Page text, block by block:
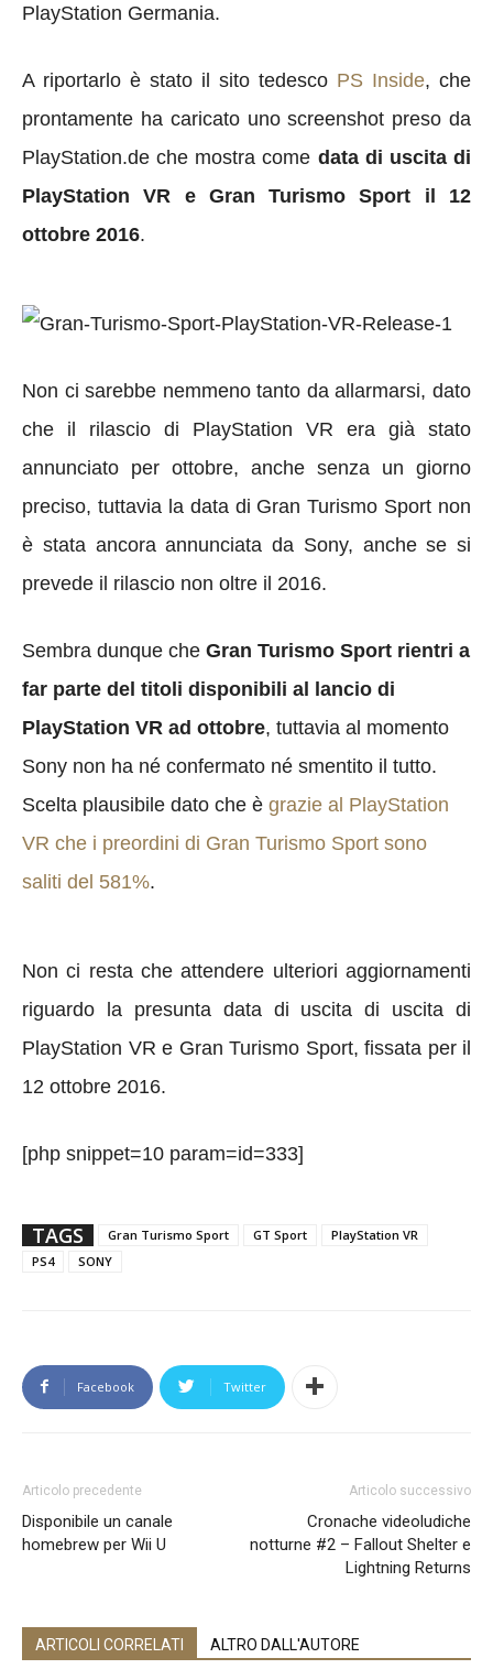
PlayStation Germania.
A riportarlo è stato il sito tedesco PS Inside, che
prontamente ha caricato uno screenshot preso da
PlayStation.de che mostra come data di uscita di
PlayStation VR e Gran Turismo Sport il 12
ottobre 2016.
Non ci sarebbe nemmeno tanto da allarmarsi, dato
che il rilascio di PlayStation VR era già stato
annunciato per ottobre, anche senza un giorno
preciso, tuttavia la data di Gran Turismo Sport non
è stata ancora annunciata da Sony, anche se si
prevede il rilascio non oltre il 2016.
Sembra dunque che Gran Turismo Sport rientri a
far parte del titoli disponibili al lancio di
PlayStation VR ad ottobre, tuttavia al momento
Sony non ha né confermato né smentito il tutto.
Scelta plausibile dato che è grazie al PlayStation
VR che i preordini di Gran Turismo Sport sono
saliti del 581%.
Non ci resta che attendere ulteriori aggiornamenti
riguardo la presunta data di uscita di uscita di
PlayStation VR e Gran Turismo Sport, fissata per il
12 ottobre 2016.
[php snippet=10 param=id=333]
TAGS Gran Turismo Sport GT Sport
PlayStation VR
PS4
SONY
Facebook Twitter
Articolo precedente
Disponibile un canale
homebrew per Wii U
Articolo successivo
Cronache videoludiche
notturne #2 – Fallout Shelter e
Lightning Returns
ARTICOLI CORRELATI ALTRO DALL'AUTORE